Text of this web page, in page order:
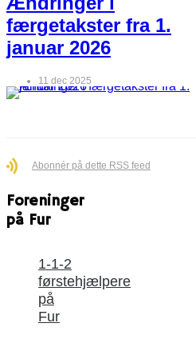
færgetakster fra 1.
januar 2026
11 dec 2025
Abonnér på dette RSS feed
Foreninger
på Fur
1-1-2
førstehjælpere
på
Fur